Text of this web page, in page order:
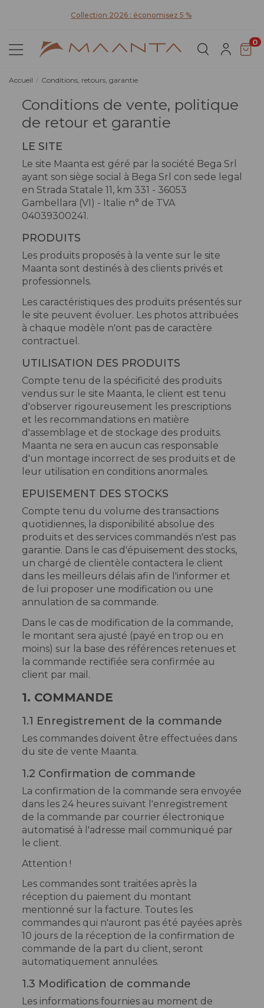
Collection 2026 : économisez 5 %
0
Accueil Conditions, retours, garantie
Conditions de vente, politique
de retour et garantie
LE SITE
Le site Maanta est géré par la société Bega Srl
ayant son siège social à Bega Srl con sede legal
en Strada Statale 11, km 331 - 36053
Gambellara (VI) - Italie n° de TVA
04039300241.
PRODUITS
Les produits proposés à la vente sur le site
Maanta sont destinés à des clients privés et
professionnels.
Les caractéristiques des produits présentés sur
le site peuvent évoluer. Les photos attribuées
à chaque modèle n'ont pas de caractère
contractuel.
UTILISATION DES PRODUITS
Compte tenu de la spécificité des produits
vendus sur le site Maanta, le client est tenu
d'observer rigoureusement les prescriptions
et les recommandations en matière
d'assemblage et de stockage des produits.
Maanta ne sera en aucun cas responsable
d'un montage incorrect de ses produits et de
leur utilisation en conditions anormales.
EPUISEMENT DES STOCKS
Compte tenu du volume des transactions
quotidiennes, la disponibilité absolue des
produits et des services commandés n'est pas
garantie. Dans le cas d'épuisement des stocks,
un chargé de clientèle contactera le client
dans les meilleurs délais afin de l'informer et
de lui proposer une modification ou une
annulation de sa commande.
Dans le cas de modification de la commande,
le montant sera ajusté (payé en trop ou en
moins) sur la base des références retenues et
la commande rectifiée sera confirmée au
client par mail.
1. COMMANDE
1.1 Enregistrement de la commande
Les commandes doivent être effectuées dans
du site de vente Maanta.
1.2 Confirmation de commande
La confirmation de la commande sera envoyée
dans les 24 heures suivant l'enregistrement
de la commande par courrier électronique
automatisé à l'adresse mail communiqué par
le client.
Attention !
Les commandes sont traitées après la
réception du paiement du montant
mentionné sur la facture. Toutes les
commandes qui n'auront pas été payées après
10 jours de la réception de la confirmation de
commande de la part du client, seront
automatiquement annulées.
1.3 Modification de commande
Les informations fournies au moment de